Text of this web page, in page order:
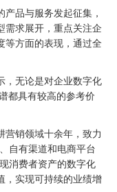
产品与服务发起征集，
需求展开，重点关注企
等方面的表现，通过全
，无论是对企业数字化
都具有较高的参考价
营销领域十余年，致力
自有渠道和电商平台
消费者资产的数字化
，实现可持续的业绩增